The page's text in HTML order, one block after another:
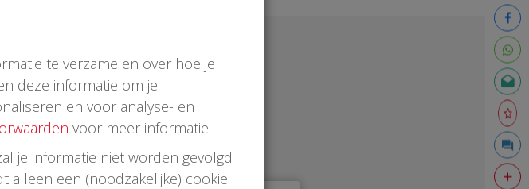
te verzamelen over hoe je
deze informatie om je
en voor analyse- en
voor meer informatie.
je informatie niet worden gevolgd
alleen een (noodzakelijke) cookie